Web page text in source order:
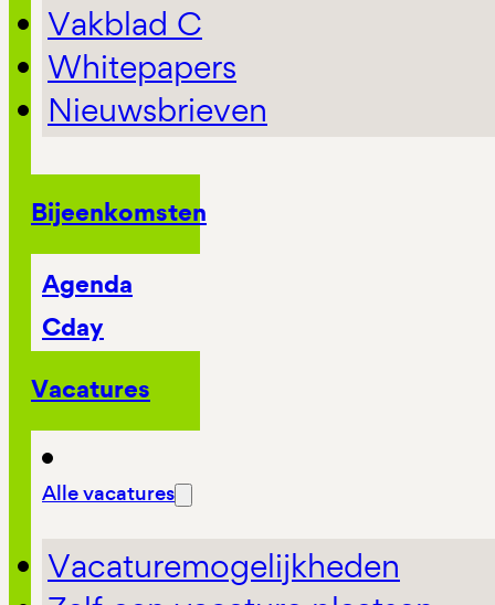
Vakblad C
Whitepapers
Nieuwsbrieven
Bijeenkomsten
Agenda
Cday
Vacatures
Alle vacatures
Vacaturemogelijkheden